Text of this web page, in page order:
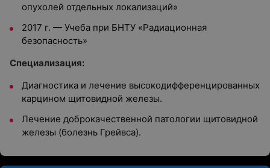
опухолей отдельных локализаций»
2017 г. — Учеба при БНТУ «Радиационная
безопасность»
Специализация:
Диагностика и лечение высокодифференцированных
карцином щитовидной железы.
Лечение доброкачественной патологии щитовидной
железы (болезнь Грейвса).